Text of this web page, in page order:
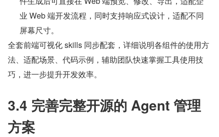
业 Web 端开发流程，同时支持响应式设计，适配不同
屏幕尺寸。
全套前端可视化 skills 同步配套，详细说明各组件的使用方
法、适配场景、代码示例，辅助团队快速掌握工具使用技
巧，进一步提升开发效率。
3.4 完善完整开源的 Agent 管理
方案